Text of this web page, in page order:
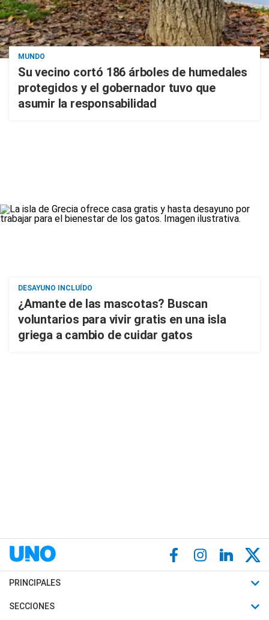
MUNDO
Su vecino cortó 186 árboles de humedales
protegidos y el gobernador tuvo que
asumir la responsabilidad
DESAYUNO INCLUÍDO
¿Amante de las mascotas? Buscan
voluntarios para vivir gratis en una isla
griega a cambio de cuidar gatos
PRINCIPALES
Últimas Noticias
SECCIONES